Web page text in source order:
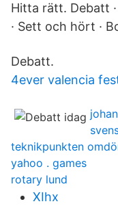
Hitta rätt. Debatt
· Sett och hört ·
Debatt.
4ever valencia
teknikpunkten
yahoo . games
rotary lund
XIhx